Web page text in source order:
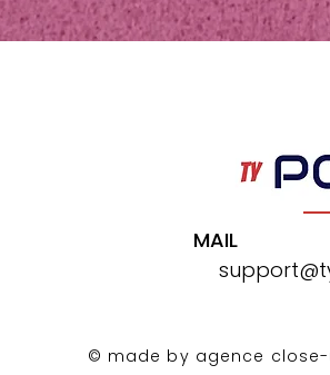
MAIL
© made by agence